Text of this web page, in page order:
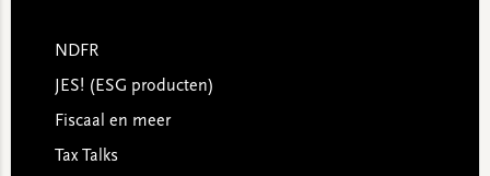
NDFR
JES! (ESG producten)
Fiscaal en meer
Tax Talks